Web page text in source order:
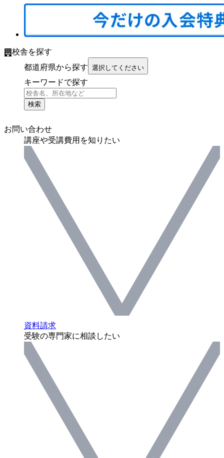
校舎を探す
都道府県から探す 選択してください
キーワードで探す
検索
お問い合わせ
講座や受講費用を知りたい
資料請求
受験の専門家に相談したい